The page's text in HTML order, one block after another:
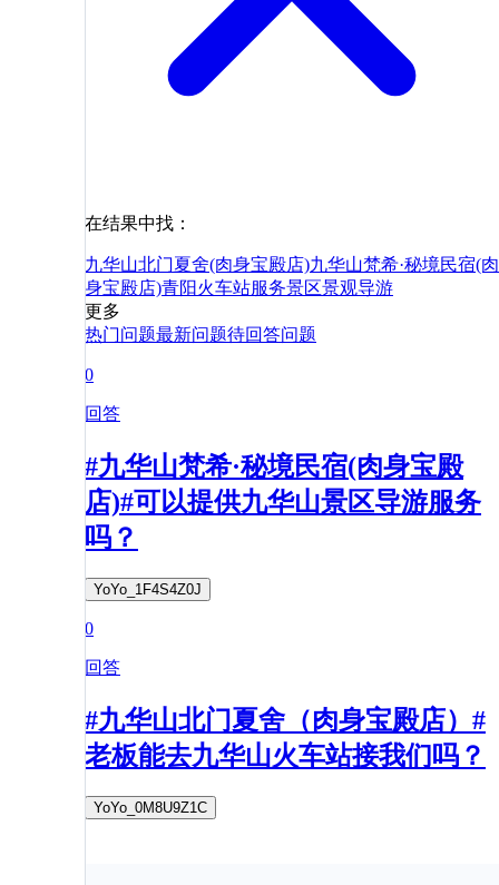
在结果中找：
九华山北门夏舍(肉身宝殿店)九华山梵希·秘境民宿(肉
身宝殿店)青阳火车站服务景区景观导游
更多
热门问题最新问题待回答问题
0
回答
#九华山梵希·秘境民宿(肉身宝殿
店)#可以提供九华山景区导游服务
吗？
YoYo_1F4S4Z0J
0
回答
#九华山北门夏舍（肉身宝殿店）#
老板能去九华山火车站接我们吗？
YoYo_0M8U9Z1C